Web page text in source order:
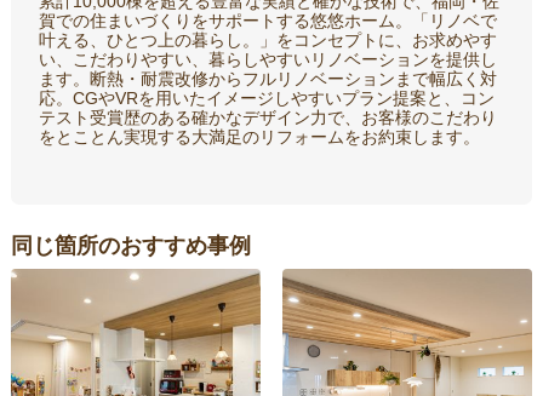
賀での住まいづくりをサポートする悠悠ホーム。「リノベで
叶える、ひとつ上の暮らし。」をコンセプトに、お求めやす
い、こだわりやすい、暮らしやすいリノベーションを提供し
ます。断熱・耐震改修からフルリノベーションまで幅広く対
応。CGやVRを用いたイメージしやすいプラン提案と、コン
テスト受賞歴のある確かなデザイン力で、お客様のこだわり
をとことん実現する大満足のリフォームをお約束します。
同じ箇所のおすすめ事例